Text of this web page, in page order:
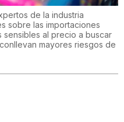
de la industria
sobre las importaciones
sensibles al precio a buscar
mayores riesgos de